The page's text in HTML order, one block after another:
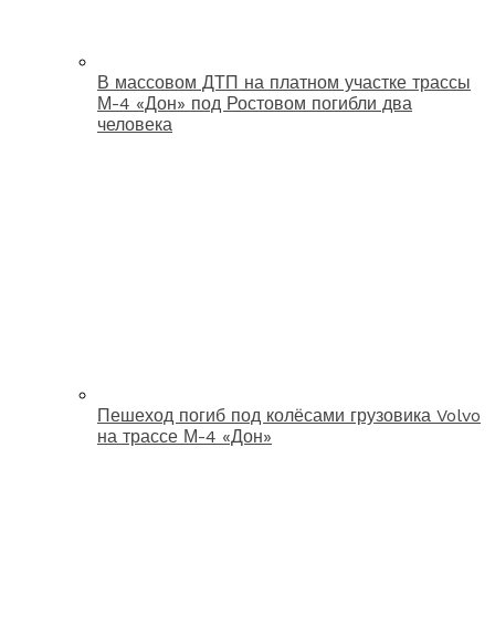
В массовом ДТП на платном участке трассы
М-4 «Дон» под Ростовом погибли два
человека
Пешеход погиб под колёсами грузовика Volvo
на трассе М-4 «Дон»